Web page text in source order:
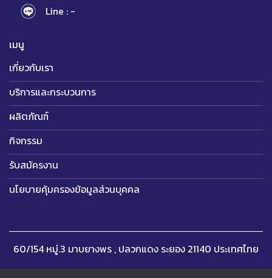
Line : -
เมนู
เกี่ยวกับเรา
บริการและกระบวนการ
ผลิตภัณฑ์
กิจกรรม
รับสมัครงาน
นโยบายคุ้มครองข้อมูลส่วนบุคคล
60/154 หมู่.3 มาบยางพร , ปลวกแดง ระยอง 21140 ประเทศไทย